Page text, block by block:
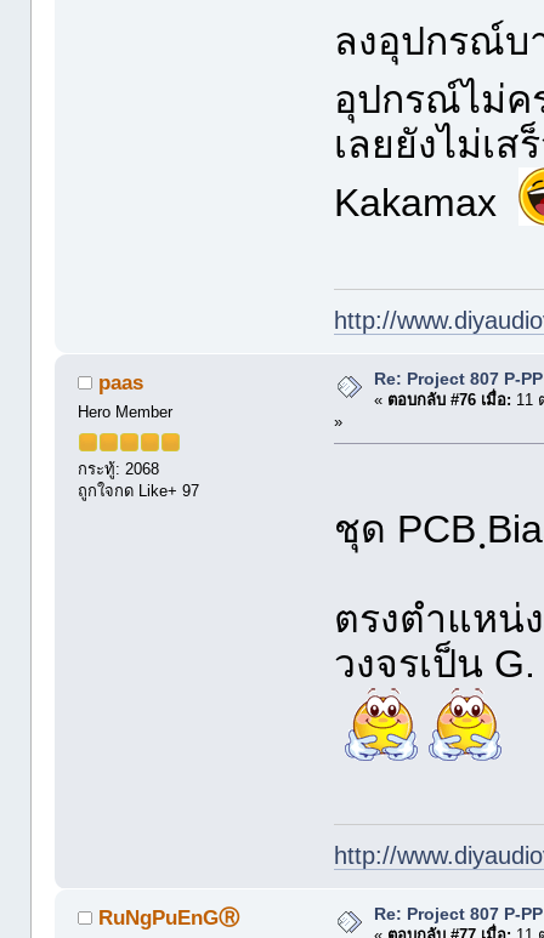
ลงอุปกรณ์บ
อุปกรณ์ไม่
เลยยังไม่เ
Kakamax
http://
paas
Hero Member
กระทู้: 2068
ถูกใจกด Like+ 97
Re: Project 807 P-
« ตอบกลับ #76 เมื่อ: 11
»
ชุด PCB
ตรงตำแหน่
วงจรเป็น
http://
RuNgPuEnGⓇ Re: Project 807 P-